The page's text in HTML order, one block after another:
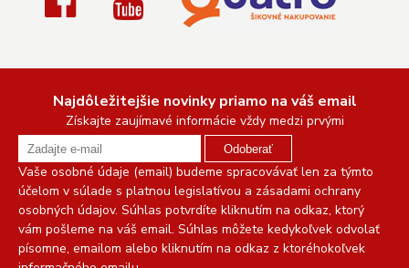
Najdôležitejšie novinky priamo na váš email
Získajte zaujímavé informácie vždy medzi prvými
Odoberať
Vaše osobné údaje (email) budeme spracovávať len za týmto
účelom v súlade s platnou legislatívou a zásadami ochrany
osobných údajov. Súhlas potvrdíte kliknutím na odkaz, ktorý
vám pošleme na váš email. Súhlas môžete kedykoľvek odvolať
písomne, emailom alebo kliknutím na odkaz z ktoréhokoľvek